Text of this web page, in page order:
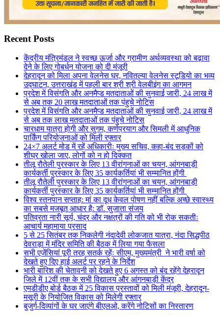
Recent Posts
केंद्रीय मंत्रिमंडल ने स्वच्छ ऊर्जा और ग्रामीण अर्थव्यवस्था को बढ़ावा
देने के लिए गोबर्धन योजना को दी मंजूरी
देहरादून को मिला अपना वेलनेस घर, नवितल्या वेलनेस स्टूडियो का भव्य
उद्घाटन, उत्तराखंड में पहली बार श्री श्री वेलबीइंग का आगमन
प्रदेश में विसंगति और अनमैप्ड मतदाताओं की सुनवाई जारी, 24 लाख में
से अब तक 20 लाख मतदाताओं तक पंहुचे नोटिस
प्रदेश में विसंगति और अनमैप्ड मतदाताओं की सुनवाई जारी, 24 लाख में
से अब तक लाख मतदाताओं तक पंहुचे नोटिस
चारधाम यात्रा होगी और सुगम, कर्णप्रयाग और सिमली में आधुनिक
पार्किंग परियोजनाओं को मिली रफ्तार
24×7 अलर्ट मोड में रहें अधिकारीः मुख्य सचिव, कहा-बंद सड़कों को
शीघ्र खोला जाए, लोगों को न हो दिक्कत
तीलू रौतेली पुरस्कार के लिए 13 वीरांगनाओं का चयन, आंगनबाड़ी
कार्यकर्ती पुरस्कार के लिए 35 कार्यकर्तियां भी सम्मानित होंगी
तीलू रौतेली पुरस्कार के लिए 13 वीरांगनाओं का चयन, आंगनबाड़ी
कार्यकर्ती पुरस्कार के लिए 35 कार्यकर्तियां भी सम्मानित होंगी
विश्व स्तनपान सप्ताह: मां का दूध केवल पोषण नहीं बल्कि अच्छे स्वास्थ्य
का सबसे मजबूत आधार है: डॉ. सुजाता संजय
पतिव्रता नारी सूर्य, चंद्र और नक्षत्रों की गति को भी रोक सकतीः
आचार्य महामाया प्रसाद
5 से 25 सितंबर तक निकलेगी नंदादेवी लोकजात यात्रा, नंदा सिद्धपीठ
देवराड़ा में मंदिर समिति की बैठक में लिया गया फैसला
सभी एजेंसियां पूरी तरह सतर्क रहेंः सीएम, मुख्यमंत्री ने भारी वर्षा को
देखते हुए दिए हाई अलर्ट पर रहने के निर्देश
भारी बारिश की चेतावनी को देखते हुए 6 अगस्त को बंद रहेंगे देहरादून
जिले में 12वीं तक के सभी विद्यालय और आंगनबाड़ी केंद्र
एमडीडीए बोर्ड बैठक में 25 विकास प्रस्तावों को मिली मंजूरी, देहरादून-
मसूरी के नियोजित विकास को मिलेगी रफ्तार
बुजुर्ग-दिव्यांगों के घर जाएंगे बीएलओ, करेंगे नोटिसों का निस्तारण